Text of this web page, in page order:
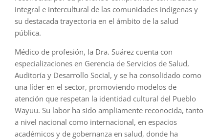
integral e intercultural de las comunidades indígenas y
su destacada trayectoria en el ámbito de la salud
pública.
Médico de profesión, la Dra. Suárez cuenta con
especializaciones en Gerencia de Servicios de Salud,
Auditoría y Desarrollo Social, y se ha consolidado como
una líder en el sector, promoviendo modelos de
atención que respetan la identidad cultural del Pueblo
Wayuu. Su labor ha sido ampliamente reconocida, tanto
a nivel nacional como internacional, en espacios
académicos y de gobernanza en salud, donde ha